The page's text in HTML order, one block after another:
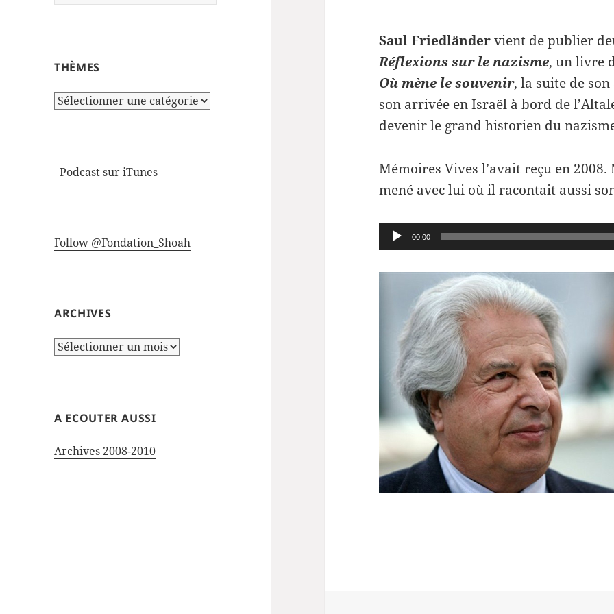
THÈMES
Thèmes
Podcast sur iTunes
Follow @Fondation_Shoah
ARCHIVES
Archives
A ECOUTER AUSSI
Archives 2008-2010
Saul Friedländervient de publier
Réflexions sur le nazisme, un livre
Où mène le souvenir, la suite de
son arrivée en Israël à bord de
devenir le grand historien du
Mémoires Vives l’avait reçu en
mené avec lui où il racontait aussi
Lecteur
audio
00:00